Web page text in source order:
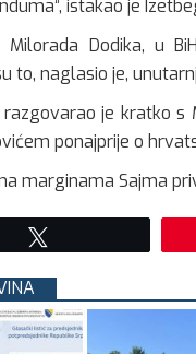
istakao je
Dodika, u
to, naglasio je,
je kratko s
ponajprije o
marginama Sajma